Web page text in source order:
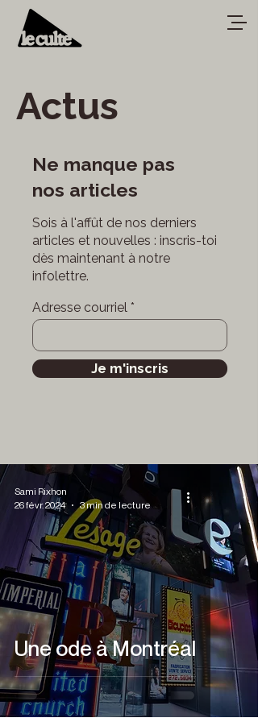
Actus
Ne manque pas
nos articles
Sois à l'affût de nos derniers
articles et nouvelles : inscris-toi
dès maintenant à notre
infolettre.
Adresse courriel
Je m'inscris
Une ode à Montréal
Sami Rixhon
26 févr. 2024
3 min de lecture